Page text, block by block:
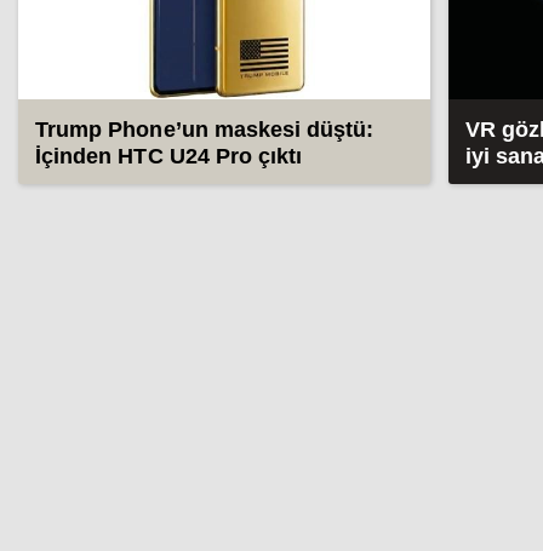
Trump Phone’un maskesi düştü:
İçinden HTC U24 Pro çıktı
VR
iyi
(2026)